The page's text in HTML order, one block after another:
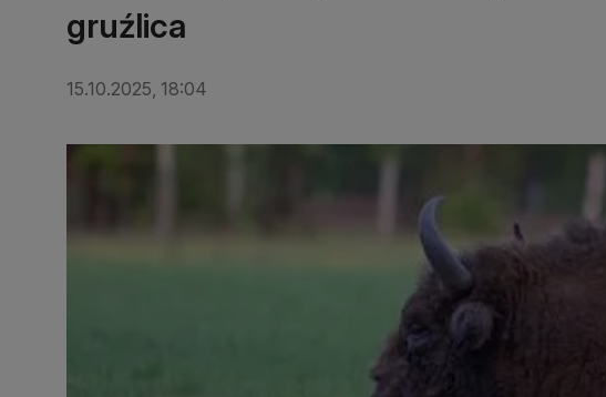
gruźlica
15.10.2025, 18:04